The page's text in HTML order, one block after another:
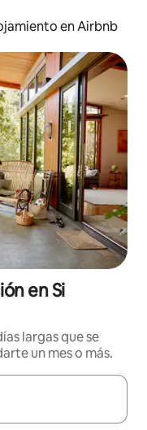
en Airbnb
en Si
largas que se
un mes o más.
navegá con las